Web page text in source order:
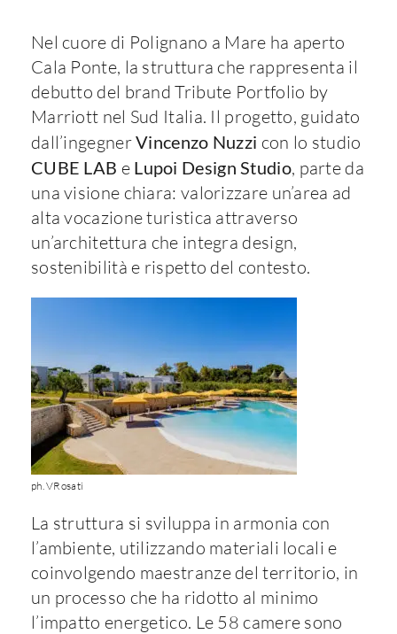
Nel cuore di Polignano a Mare ha aperto
Cala Ponte, la struttura che rappresenta il
debutto del brand Tribute Portfolio by
Marriott nel Sud Italia. Il progetto, guidato
dall’ingegnerVincenzo Nuzzi con lo studio
CUBE LAB e Lupoi Design Studio, parte da
una visione chiara: valorizzare un’area ad
alta vocazione turistica attraverso
un’architettura che integra design,
sostenibilità e rispetto del contesto.
ph. VRosati
La struttura si sviluppa in armonia con
l’ambiente, utilizzando materiali locali e
coinvolgendo maestranze del territorio, in
un processo che ha ridotto al minimo
l’impatto energetico. Le 58 camere sono